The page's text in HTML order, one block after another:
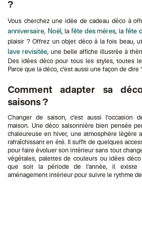
?
Vous cherchez une idée de cadeau déco à
anniversaire, Noël, lafête des mères, la fête
plaisir ? Offrez un objet déco à la fois beau,
lave revisitée, une belle affiche illustrée à
Des idées déco pour tous les styles, toutes
Parce que la déco, c’est aussi une façon de dire
Comment adapter sa
saisons ?
Changer de saison, c’est aussi l’occasion
maison. Une déco saisonnière bien pensée
chaleureuse en hiver, une atmosphère légère
rafraîchissant en été. Il suffit de quelques
pour faire évoluer son intérieur sans tout
végétales, palettes de couleurs ou idées
que soit la période de l’année, il existe
aménagement intérieur pour suivre le rythme